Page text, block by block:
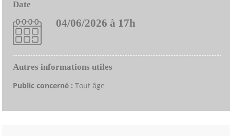
Date
04/06/2026 à 17h
Autres informations utiles
Public concerné : Tout âge